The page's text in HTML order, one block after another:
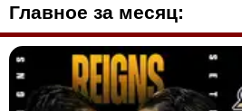
Главное за месяц: